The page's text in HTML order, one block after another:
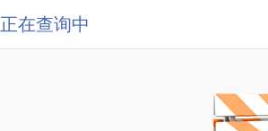
正在查询中